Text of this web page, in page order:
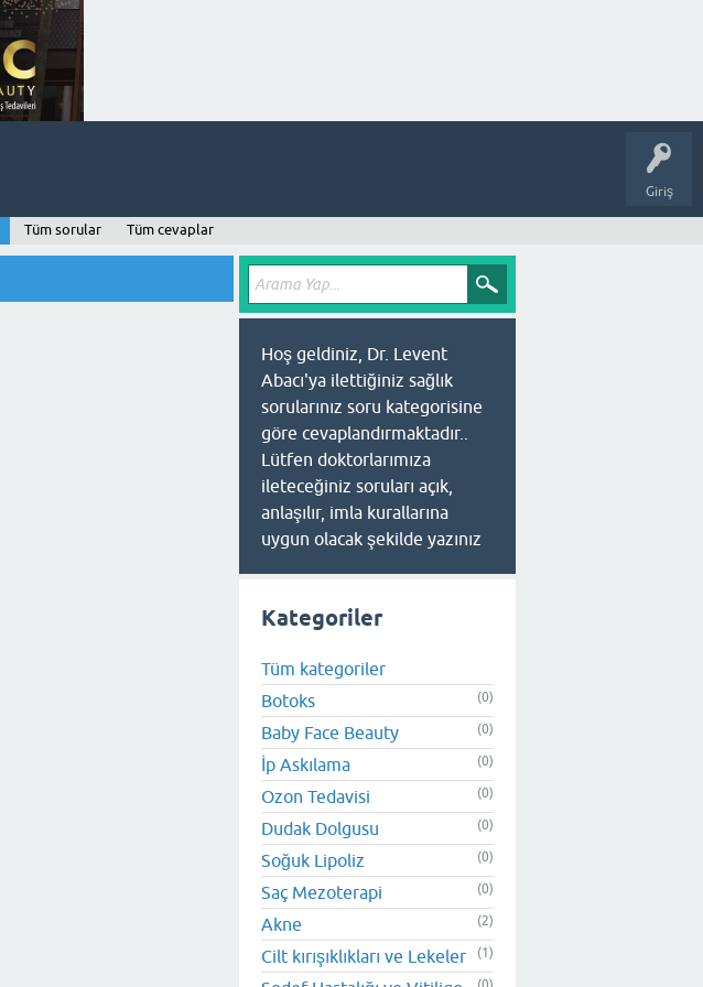
Giriş
Tüm sorular Tüm cevaplar
Hoş geldiniz, Dr. Levent
Abacı'ya ilettiğiniz sağlık
sorularınız soru kategorisine
göre cevaplandırmaktadır..
Lütfen doktorlarımıza
ileteceğiniz soruları açık,
anlaşılır, imla kurallarına
uygun olacak şekilde yazınız
Kategoriler
Tüm kategoriler
Botoks
(0)
Baby Face Beauty (0)
İp Askılama (0)
Ozon Tedavisi (0)
Dudak Dolgusu (0)
Soğuk Lipoliz (0)
Saç Mezoterapi (0)
Akne (2)
Cilt kırışıklıkları ve Lekeler (1)